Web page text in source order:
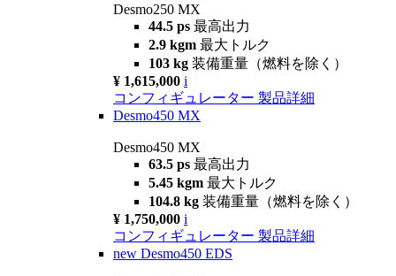
Desmo250 MX
44.5 ps 最高出力
2.9 kgm 最大トルク
103 kg 装備重量（燃料を除く）
¥ 1,615,000 i
コンフィギュレーター 製品詳細
Desmo450 MX
Desmo450 MX
63.5 ps 最高出力
5.45 kgm 最大トルク
104.8 kg 装備重量（燃料を除く）
¥ 1,750,000 i
コンフィギュレーター 製品詳細
new Desmo450 EDS